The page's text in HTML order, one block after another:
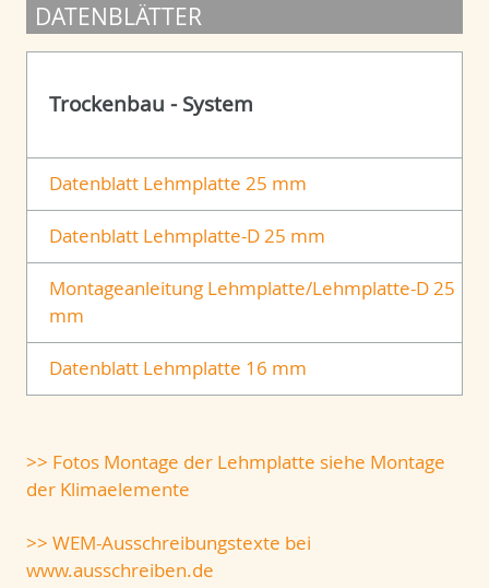
DATENBLÄTTER
Trockenbau - System
Datenblatt Lehmplatte 25 mm
Datenblatt Lehmplatte-D 25 mm
Montageanleitung Lehmplatte/Lehmplatte-D 25
mm
Datenblatt Lehmplatte 16 mm
>> Fotos Montage der Lehmplatte siehe Montage
der Klimaelemente
>> WEM-Ausschreibungstexte bei
www.ausschreiben.de